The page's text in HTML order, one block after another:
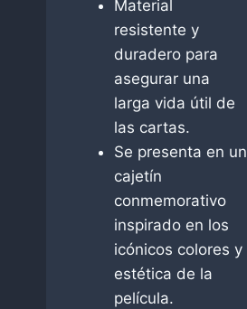
Material
resistente y
duradero para
asegurar una
larga vida útil de
las cartas.
Se presenta en un
cajetín
conmemorativo
inspirado en los
icónicos colores y
estética de la
película.